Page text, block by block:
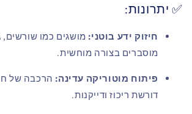
✅ יתרונות:
חיזוק ידע בוטני:מושגים כמו שורשים,
מוסברים בצורה מוחשית.
פיתוח מוטוריקה עדינה:הרכבה של
דורשת ריכוז ודייקנות.